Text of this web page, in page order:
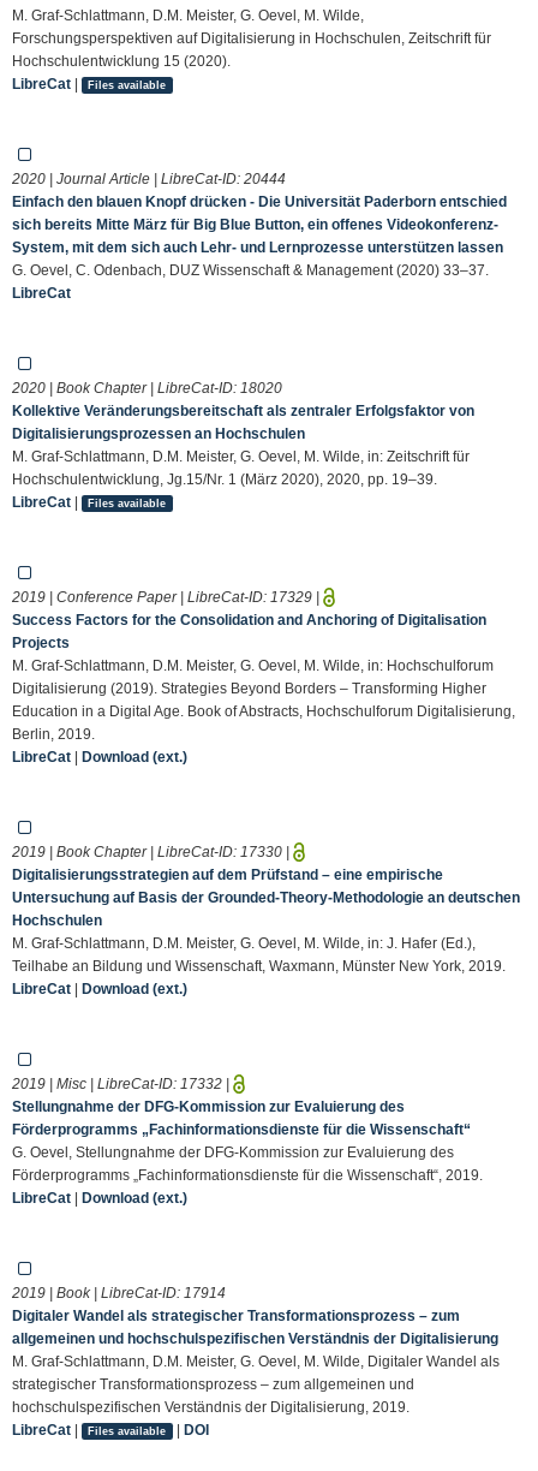
M. Graf-Schlattmann, D.M. Meister, G. Oevel, M. Wilde,
Forschungsperspektiven auf Digitalisierung in Hochschulen, Zeitschrift für
Hochschulentwicklung 15 (2020).
LibreCat | Files available
2020 | Journal Article | LibreCat-ID: 20444
Einfach den blauen Knopf drücken - Die Universität Paderborn entschied
sich bereits Mitte März für Big Blue Button, ein offenes Videokonferenz-
System, mit dem sich auch Lehr- und Lernprozesse unterstützen lassen
G. Oevel, C. Odenbach, DUZ Wissenschaft & Management (2020) 33–37.
LibreCat
2020 | Book Chapter | LibreCat-ID: 18020
Kollektive Veränderungsbereitschaft als zentraler Erfolgsfaktor von
Digitalisierungsprozessen an Hochschulen
M. Graf-Schlattmann, D.M. Meister, G. Oevel, M. Wilde, in: Zeitschrift für
Hochschulentwicklung, Jg.15/Nr. 1 (März 2020), 2020, pp. 19–39.
LibreCat | Files available
2019 | Conference Paper | LibreCat-ID: 17329 |
Success Factors for the Consolidation and Anchoring of Digitalisation
Projects
M. Graf-Schlattmann, D.M. Meister, G. Oevel, M. Wilde, in: Hochschulforum
Digitalisierung (2019). Strategies Beyond Borders – Transforming Higher
Education in a Digital Age. Book of Abstracts, Hochschulforum Digitalisierung,
Berlin, 2019.
LibreCat | Download (ext.)
2019 | Book Chapter | LibreCat-ID: 17330 |
Digitalisierungsstrategien auf dem Prüfstand – eine empirische
Untersuchung auf Basis der Grounded-Theory-Methodologie an deutschen
Hochschulen
M. Graf-Schlattmann, D.M. Meister, G. Oevel, M. Wilde, in: J. Hafer (Ed.),
Teilhabe an Bildung und Wissenschaft, Waxmann, Münster New York, 2019.
LibreCat | Download (ext.)
2019 | Misc | LibreCat-ID: 17332 |
Stellungnahme der DFG-Kommission zur Evaluierung des
Förderprogramms „Fachinformationsdienste für die Wissenschaft“
G. Oevel, Stellungnahme der DFG-Kommission zur Evaluierung des
Förderprogramms „Fachinformationsdienste für die Wissenschaft“, 2019.
LibreCat | Download (ext.)
2019 | Book | LibreCat-ID: 17914
Digitaler Wandel als strategischer Transformationsprozess – zum
allgemeinen und hochschulspezifischen Verständnis der Digitalisierung
M. Graf-Schlattmann, D.M. Meister, G. Oevel, M. Wilde, Digitaler Wandel als
strategischer Transformationsprozess – zum allgemeinen und
hochschulspezifischen Verständnis der Digitalisierung, 2019.
LibreCat | Files available | DOI